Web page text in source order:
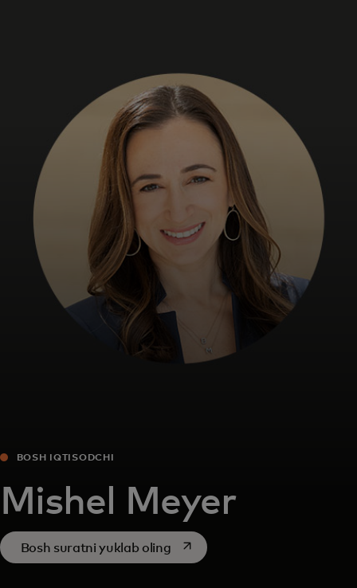
Biznes uchun
Butun dunyo uchun
Innovatorlar uchun
Yangiliklar va trendlar
BOSH IQTISODCHI
Mishel Meyer
Bosh suratni yuklab olingopens in a new tab